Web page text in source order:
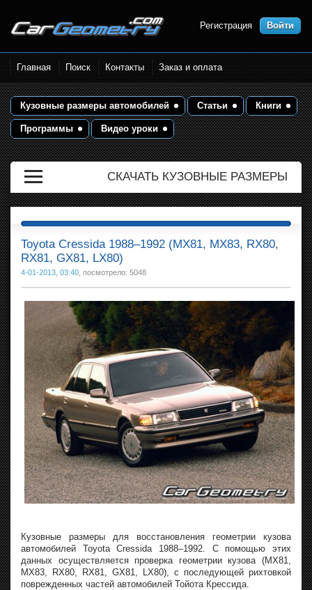
Размеры кузова автомобилей.
Контрольные точки и кузовные
размеры. Геометрия кузова
Регистрация Войти
Главная Поиск Контакты Заказ и оплата
Кузовные размеры автомобилей Статьи Книги
Программы Видео уроки
СКАЧАТЬ КУЗОВНЫЕ РАЗМЕРЫ
Toyota Cressida 1988–1992 (MX81, MX83, RX80,
RX81, GX81, LX80)
4-01-2013, 03:40 , посмотрело: 5048
Кузовные размеры для восстановления геометрии кузова
автомобилей Toyota Cressida 1988–1992. С помощью этих
данных осуществляется проверка геометрии кузова (MX81,
MX83, RX80, RX81, GX81, LX80), с последующей рихтовкой
поврежденных частей автомобилей Тойота Крессида.